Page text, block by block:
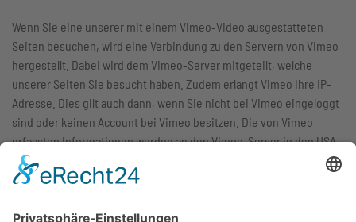
Wenn Sie eine unserer mit einem Vimeo-Video ausgestatteten
Seiten besuchen, wird eine Verbindung zu den Servern von Vimeo
hergestellt. Dabei wird dem Vimeo-Server mitgeteilt, welche
unserer Seiten Sie besucht haben. Zudem erlangt Vimeo Ihre IP-
Adresse. Dies gilt auch dann, wenn Sie nicht bei Vimeo eingeloggt
sind oder keinen Account bei Vimeo besitzen. Die von Vimeo
erfassten Informationen werden an den Vimeo-Server in den USA
übermittelt.
Sie Vimeo, Ihr Surfverhalten direkt Ihrem persönlichen Profil